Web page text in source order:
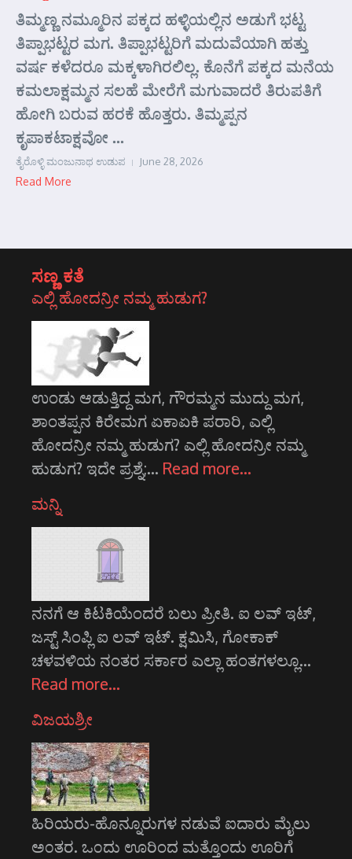
ತಿಮ್ಮಣ್ಣ ನಮ್ಮೂರಿನ ಪಕ್ಕದ ಹಳ್ಳಿಯಲ್ಲಿನ ಅಡುಗೆ ಭಟ್ಟ
ತಿಪ್ಪಾಭಟ್ಟರ ಮಗ. ತಿಪ್ಪಾಭಟ್ಟರಿಗೆ ಮದುವೆಯಾಗಿ ಹತ್ತು
ವರ್ಷ ಕಳೆದರೂ ಮಕ್ಕಳಾಗಿರಲಿಲ್ಲ. ಕೊನೆಗೆ ಪಕ್ಕದ ಮನೆಯ
ಕಮಲಾಕ್ಷಮ್ಮನ ಸಲಹೆ ಮೇರೆಗೆ ಮಗುವಾದರೆ ತಿರುಪತಿಗೆ
ಹೋಗಿ ಬರುವ ಹರಕೆ ಹೊತ್ತರು. ತಿಮ್ಮಪ್ಪನ
ಕೃಪಾಕಟಾಕ್ಷವೋ ...
ತೈರೊಳ್ಳಿ ಮಂಜುನಾಥ ಉಡುಪ June 28, 2026
Read More
ಸಣ್ಣ ಕತೆ
ಎಲ್ಲಿ ಹೋದನ್ರೀ ನಮ್ಮ ಹುಡುಗ?
ಉಂಡು ಆಡುತ್ತಿದ್ದ ಮಗ, ಗೌರಮ್ಮನ ಮುದ್ದು ಮಗ,
ಶಾಂತಪ್ಪನ ಕಿರೇಮಗ ಏಕಾ‌ಏಕಿ ಪರಾರಿ, ಎಲ್ಲಿ
ಹೋದನ್ರೀ ನಮ್ಮ ಹುಡುಗ? ಎಲ್ಲಿ ಹೋದನ್ರೀ ನಮ್ಮ
ಹುಡುಗ? ಇದೇ ಪ್ರಶ್ನೆ;… Read more…
ಮನ್ನಿ
ನನಗೆ ಆ ಕಿಟಕಿಯೆಂದರೆ ಬಲು ಪ್ರೀತಿ. ಐ ಲವ್ ಇಟ್,
ಜಸ್ಟ್ ಸಿಂಪ್ಲಿ ಐ ಲವ್ ಇಟ್. ಕ್ಷಮಿಸಿ, ಗೋಕಾಕ್
ಚಳವಳಿಯ ನಂತರ ಸರ್ಕಾರ ಎಲ್ಲಾ ಹಂತಗಳಲ್ಲೂ…
Read more…
ವಿಜಯಶ್ರೀ
ಹಿರಿಯರು-ಹೊನ್ನೂರುಗಳ ನಡುವೆ ಐದಾರು ಮೈಲು
ಅ೦ತರ. ಒ೦ದು ಊರಿಂದ ಮತ್ತೊಂದು ಊರಿಗೆ